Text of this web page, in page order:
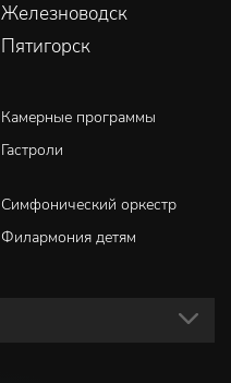
Железноводск
Пятигорск
Камерные программы
Гастроли
Симфонический оркестр
Филармония детям